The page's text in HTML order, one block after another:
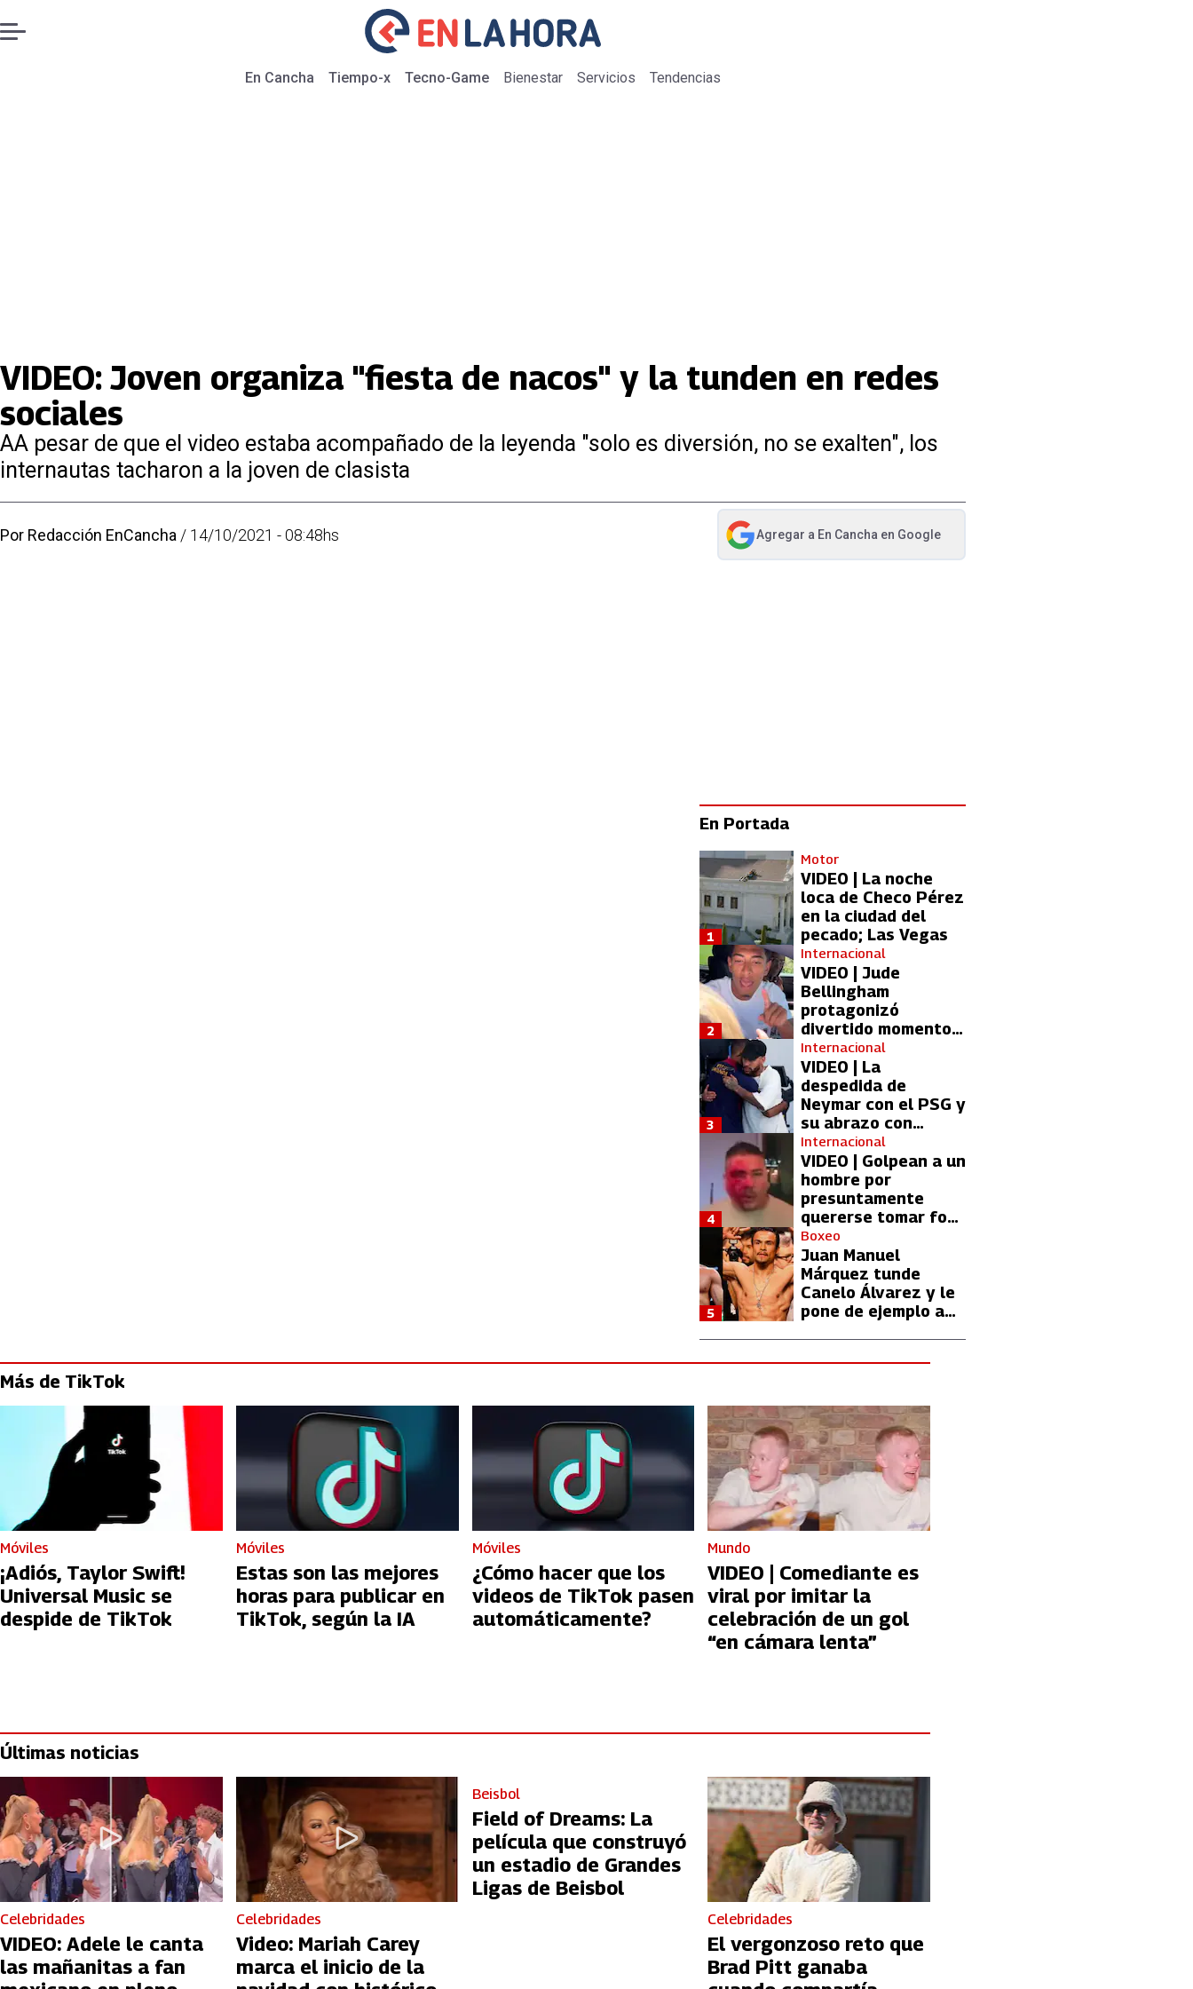
En Cancha Tiempo-x Tecno-Game Bienestar Servicios Tendencias
VIDEO: Joven organiza "fiesta de nacos" y la tunden en redes
sociales
AA pesar de que el video estaba acompañado de la leyenda "solo es diversión, no se exalten", los
internautas tacharon a la joven de clasista
Por Redacción EnCancha / 14/10/2021 - 08:48hs Agregar a En Cancha en Google
abre en nueva pestaña
En Portada
Motor
VIDEO | La noche
loca de Checo Pérez
en la ciudad del
pecado; Las Vegas
1
Internacional
VIDEO | Jude
Bellingham
protagonizó
divertido momento
con aficionada del
Real Madrid
2
Internacional
VIDEO | La
despedida de
Neymar con el PSG y
su abrazo con
Kylian Mbappé
3
Internacional
VIDEO | Golpean a un
hombre por
presuntamente
quererse tomar foto
con Lionel Messi
4
Boxeo
Juan Manuel
Márquez tunde
Canelo Álvarez y le
pone de ejemplo a
5
Más de TikTok
Móviles
¡Adiós, Taylor Swift!
Universal Music se
despide de TikTok
Móviles
Estas son las mejores
horas para publicar en
TikTok, según la IA
Móviles
¿Cómo hacer que los
videos de TikTok pasen
automáticamente?
Mundo
VIDEO | Comediante es
viral por imitar la
celebración de un gol
“en cámara lenta”
Últimas noticias
Celebridades
VIDEO: Adele le canta
las mañanitas a fan
Celebridades
Video: Mariah Carey
marca el inicio de la
Beisbol
Field of Dreams: La
película que construyó
un estadio de Grandes
Ligas de Beisbol
Celebridades
El vergonzoso reto que
Brad Pitt ganaba